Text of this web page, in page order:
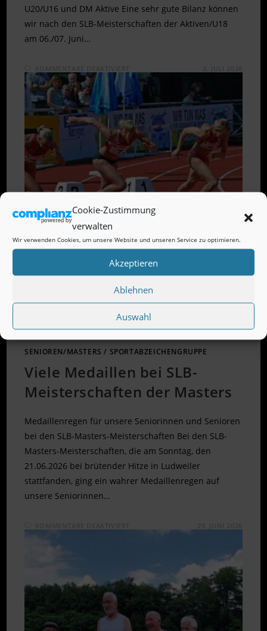
Cookie-Zustimmung
verwalten
Wir verwenden Cookies, um unsere Website und unseren Service zu optimieren.
Akzeptieren
Ablehnen
Auswahl
U20/U16 und DM Aktive Eine sehr gute Bilanz können
wir nach den SLB-Meisterschaften der Aktiven/U18
am 06./07. Juni…
SLB-
MEISTERSCHAFTEN
AKTIVE/U18
MIT
14
MEDAILLEN
SENIOREN/MASTERS / SPORTABZEICHENGRUPPE
Viele Medaillen bei SLB-
Meisterschaften der Masters
Medaillenregen für unsere Seniorinnen und Senioren
bei den SLB-Masters-Meisterschaften Bei den SLB-
Masters-Meisterschaften, die am Sonntag, den
21.06.2026 bei brütender Hitze in Ludweiler
stattfanden, ging ein wahrer Medaillenregen auf
unsere Seniorinnen…
VIELE
MEISTERSCHAFTEN
DER
MASTERS